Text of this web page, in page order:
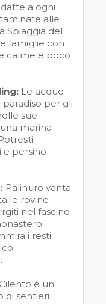
a ogni
alle
Spiaggia del
famiglie con
calme e poco
Le acque
per gli
sue
marina
e persino
Palinuro vanta
le rovine
nel fascino
i resti
è un
di sentieri